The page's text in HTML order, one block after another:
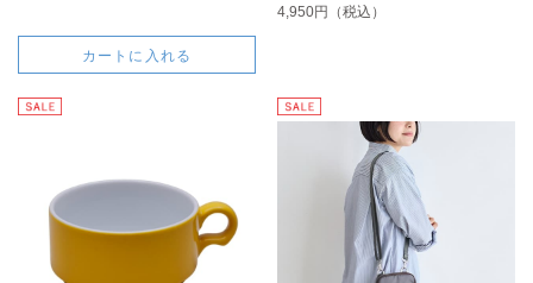
カートに入れる
4,950円（税込）